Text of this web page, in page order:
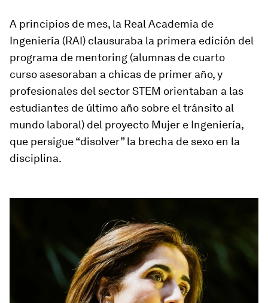
A principios de mes, la Real Academia de
Ingeniería (RAI) clausuraba la primera edición del
programa de mentoring (alumnas de cuarto
curso ­asesoraban a chicas de primer año, y
profesionales del sector STEM orientaban a las
estudiantes de último año sobre el tránsito al
mundo laboral) del proyecto Mujer e Ingeniería,
que persigue “disolver” la brecha de sexo en la
disciplina.